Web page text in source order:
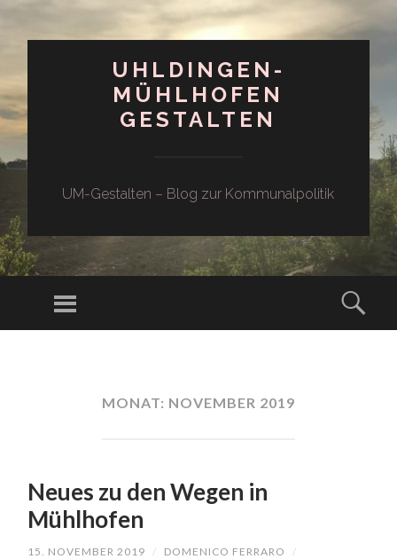
UHLDINGEN-
MÜHLHOFEN
GESTALTEN
UM-Gestalten – Blog zur Kommunalpolitik
Menü
MONAT: NOVEMBER 2019
Neues zu den Wegen in
Mühlhofen
15. NOVEMBER 2019 / DOMENICO FERRARO
/